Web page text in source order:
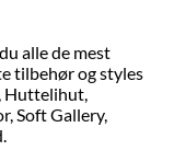
alle de mest
tilbehør og styles
Huttelihut,
Soft Gallery,